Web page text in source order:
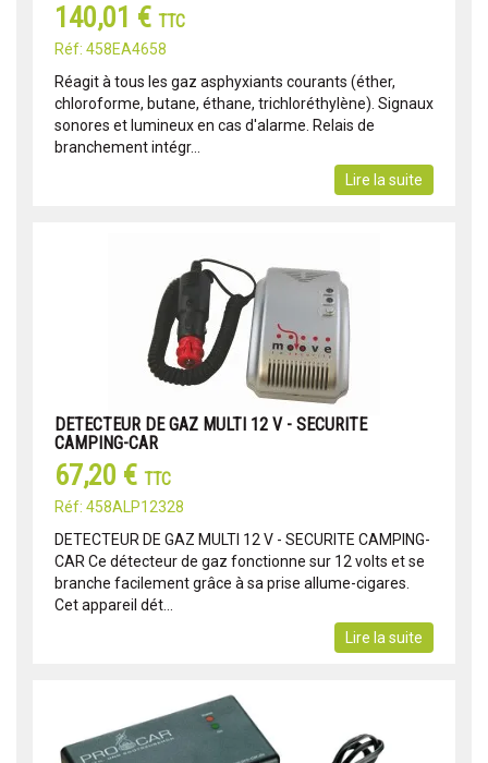
140,01 € TTC
Réf: 458EA4658
Réagit à tous les gaz asphyxiants courants (éther,
chloroforme, butane, éthane, trichloréthylène). Signaux
sonores et lumineux en cas d'alarme. Relais de
branchement intégr...
Lire la suite
DETECTEUR DE GAZ MULTI 12 V - SECURITE
CAMPING-CAR
67,20 € TTC
Réf: 458ALP12328
DETECTEUR DE GAZ MULTI 12 V - SECURITE CAMPING-
CAR Ce détecteur de gaz fonctionne sur 12 volts et se
branche facilement grâce à sa prise allume-cigares.
Cet appareil dét...
Lire la suite